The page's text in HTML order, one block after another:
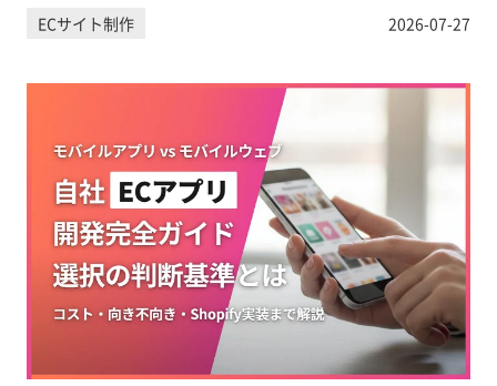
いの手数料・特徴を徹底比較し、Shopifyへの導入方法と運用上
ECサイト制作 2026-07-27